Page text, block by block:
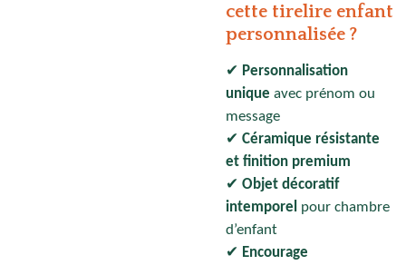
cette tirelire enfant
personnalisée ?
✔ Personnalisation
unique avec prénom ou
message
✔ Céramique résistante
et finition premium
✔ Objet décoratif
intemporel pour chambre
d’enfant
✔ Encourage